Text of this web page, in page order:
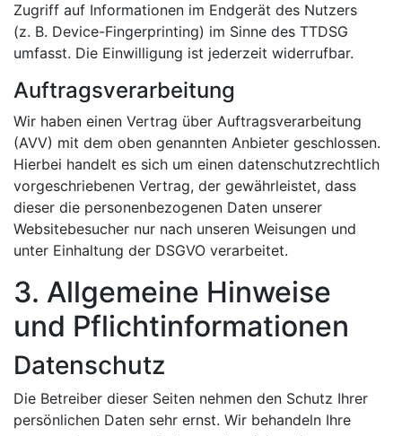
Zugriff auf Informationen im Endgerät des Nutzers
(z. B. Device-Fingerprinting) im Sinne des TTDSG
umfasst. Die Einwilligung ist jederzeit widerrufbar.
Auftragsverarbeitung
Wir haben einen Vertrag über Auftragsverarbeitung
(AVV) mit dem oben genannten Anbieter geschlossen.
Hierbei handelt es sich um einen datenschutzrechtlich
vorgeschriebenen Vertrag, der gewährleistet, dass
dieser die personenbezogenen Daten unserer
Websitebesucher nur nach unseren Weisungen und
unter Einhaltung der DSGVO verarbeitet.
3. Allgemeine Hinweise
und Pflicht­informationen
Datenschutz
Die Betreiber dieser Seiten nehmen den Schutz Ihrer
persönlichen Daten sehr ernst. Wir behandeln Ihre